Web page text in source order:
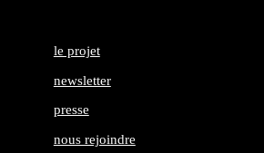
le projet
newsletter
presse
nous rejoindre